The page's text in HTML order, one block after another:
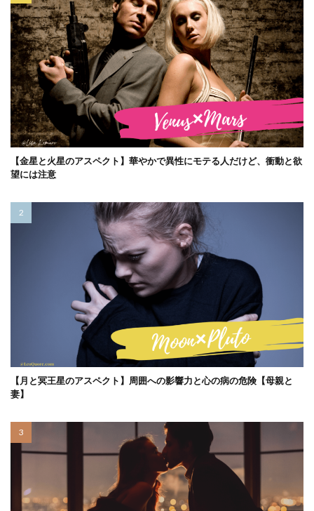
【金星と火星のアスペクト】華やかで異性にモテる人だけど、衝動と欲
望には注意
【月と冥王星のアスペクト】周囲への影響力と心の病の危険【母親と
妻】